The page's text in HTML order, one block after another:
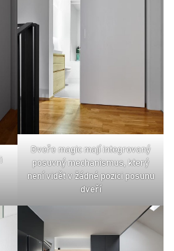
dveře magic mají integrovaný
posuvný mechanismus, který
není vidět v žádné pozici posunu
dveří